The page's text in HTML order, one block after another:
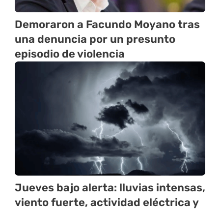
Demoraron a Facundo Moyano tras
una denuncia por un presunto
episodio de violencia
Jueves bajo alerta: lluvias intensas,
viento fuerte, actividad eléctrica y